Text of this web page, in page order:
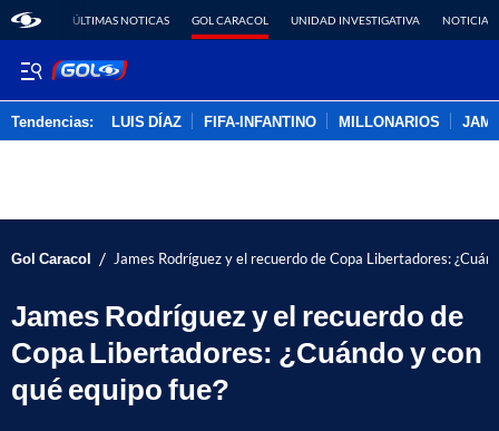
ÚLTIMAS NOTICAS GOL CARACOL UNIDAD INVESTIGATIVA NOTICIAS
Tendencias: LUIS DÍAZ FIFA-INFANTINO MILLONARIOS
Gol Caracol / James Rodríguez y el recuerdo de Copa Libertadores:
James Rodríguez y el recuerdo de
Copa Libertadores: ¿Cuándo y con
qué equipo fue?